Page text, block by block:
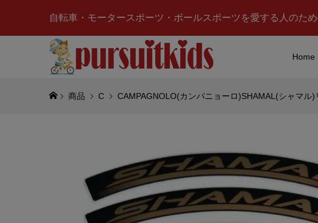
自転車・モータースポーツ・ボールスポーツを愛する人のた
Home
¥750(税込)
Tomica Premium(ト
レミアム)#01 SKYLINE
商品 C CAMPAGNOLO(カンパニョーロ)SHAMAL(シャマ